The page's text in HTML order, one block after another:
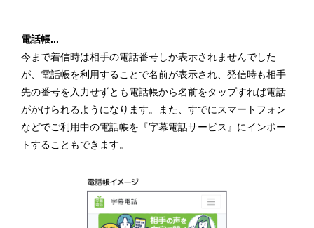
電話帳...
今まで着信時は相手の電話番号しか表示されませんでした
が、電話帳を利用することで名前が表示され、発信時も相手
先の番号を入力せずとも電話帳から名前をタップすれば電話
がかけられるようになります。また、すでにスマートフォン
などでご利用中の電話帳を『字幕電話サービス』にインポー
トすることもできます。